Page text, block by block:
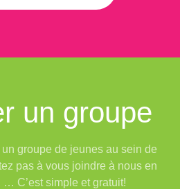
un groupe
groupe de jeunes au sein de
pas à vous joindre à nous en
C’est simple et gratuit!